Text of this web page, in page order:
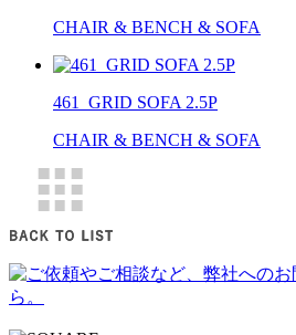
CHAIR & BENCH & SOFA
461_GRID SOFA 2.5P
CHAIR & BENCH & SOFA